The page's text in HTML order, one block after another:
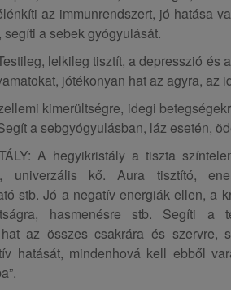
az immunrendszert, jó hatása
segíti a sebek gyógyulását.
lelkileg tisztít, a depresszió és
jótékonyan hat az agyra, az
kimerültségre, idegi
a sebgyógyulásban, láz esetén,
A hegyikristály a tiszta
univerzális kő. Aura tisztító,
stb. Jó a negatív energiák ellen, a
hasmenésre stb. Segíti a
az összes csakrára és szervre,
hatását, mindenhová kell ebből